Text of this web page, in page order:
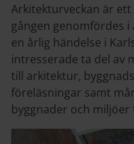
Arkitekturveckan är
gången genomfördes
en årlig händelse i
intresserade ta del av
till arkitektur,
föreläsningar samt
byggnader och